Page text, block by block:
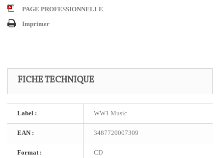
PAGE PROFESSIONNELLE
Imprimer
FICHE TECHNIQUE
Label : WW1 Music
EAN : 3487720007309
Format : CD